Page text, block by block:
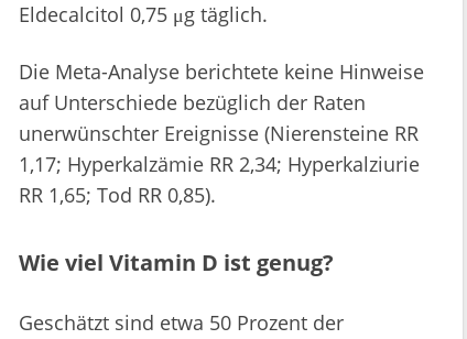
Eldecalcitol 0,75 μg täglich.
Die Meta-Analyse berichtete keine Hinweise
auf Unterschiede bezüglich der Raten
unerwünschter Ereignisse (Nierensteine RR
1,17; Hyperkalzämie RR 2,34; Hyperkalziurie
RR 1,65; Tod RR 0,85).
Wie viel Vitamin D ist genug?
Geschätzt sind etwa 50 Prozent der